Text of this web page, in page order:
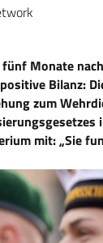
Monate
Bilanz:
zum
mit: „Sie